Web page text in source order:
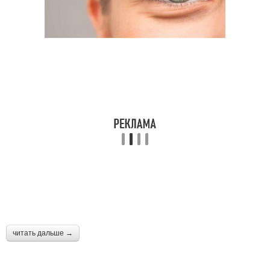
читать дальше →